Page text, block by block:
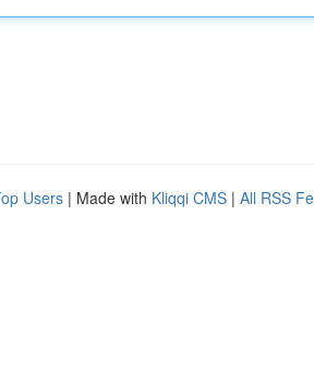
Users | Made with Kliqqi CMS | All RSS